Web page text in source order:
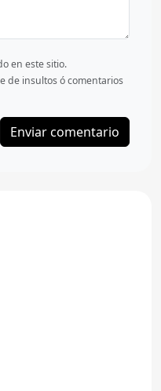
en este sitio.
de insultos ó comentarios